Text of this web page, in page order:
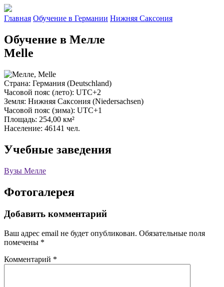
Главная Обучение в Германии Нижняя Саксония
Обучение в Мелле
Melle
Страна: Германия (Deutschland)
Часовой пояс (лето): UTC+2
Земля: Нижняя Саксония (Niedersachsen)
Часовой пояс (зима): UTC+1
Площадь: 254,00 км²
Население: 46141 чел.
Учебные заведения
Вузы Мелле
Фотогалерея
Добавить комментарий
Ваш адрес email не будет опубликован. Обязательные поля
помечены *
Комментарий *